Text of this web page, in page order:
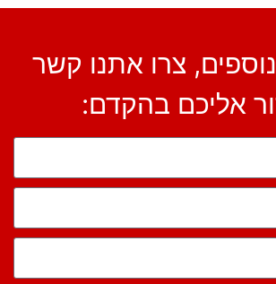
צרו אתנו קשר
אליכם בהקדם: